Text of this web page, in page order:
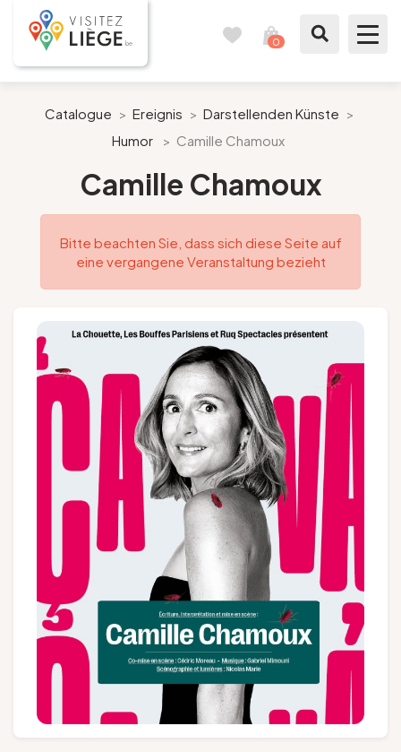
0
Wie ein Bürger von Lüttich
Meinen Aufenthalt vorbereiten
Unsere Vorschläge
Stadt Lüttich
Agenda
Folgen Sie uns
Gruppen und Reiseveranstalter
EN
Catalogue > Ereignis > Darstellenden Künste >
Humor
> Camille Chamoux
Camille Chamoux
Bitte beachten Sie, dass sich diese Seite auf
eine vergangene Veranstaltung bezieht